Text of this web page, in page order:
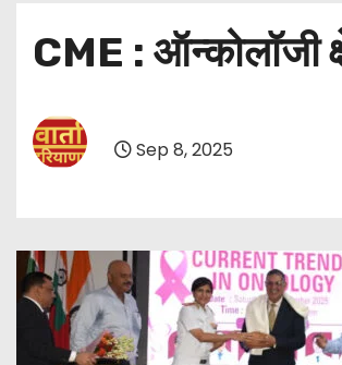
CME : ऑन्कोलॉजी
Sep 8, 2025